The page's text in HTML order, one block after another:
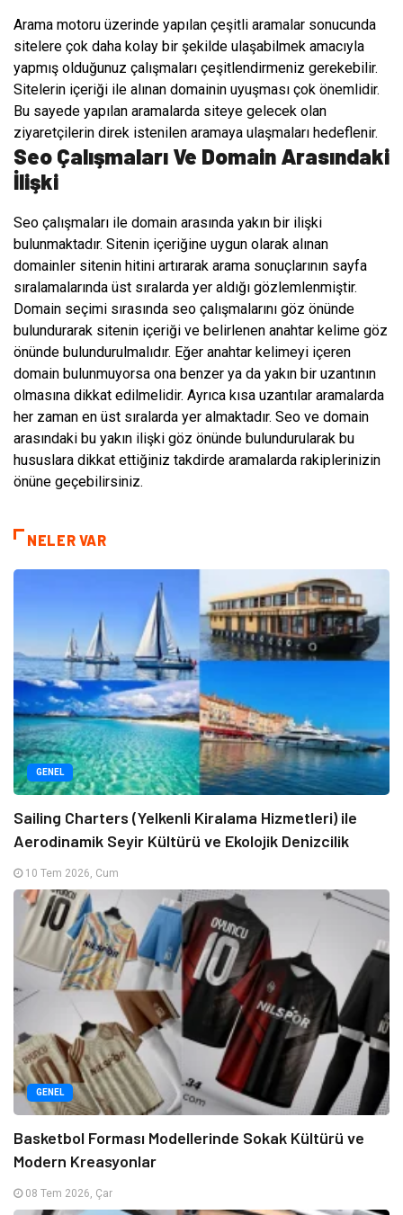
Arama motoru üzerinde yapılan çeşitli aramalar sonucunda
sitelere çok daha kolay bir şekilde ulaşabilmek amacıyla
yapmış olduğunuz çalışmaları çeşitlendirmeniz gerekebilir.
Sitelerin içeriği ile alınan domainin uyuşması çok önemlidir.
Bu sayede yapılan aramalarda siteye gelecek olan
ziyaretçilerin direk istenilen aramaya ulaşmaları hedeflenir.
Seo Çalışmaları Ve Domain Arasındaki
İlişki
Seo çalışmaları ile domain arasında yakın bir ilişki
bulunmaktadır. Sitenin içeriğine uygun olarak alınan
domainler sitenin hitini artırarak arama sonuçlarının sayfa
sıralamalarında üst sıralarda yer aldığı gözlemlenmiştir.
Domain seçimi sırasında seo çalışmalarını göz önünde
bulundurarak sitenin içeriği ve belirlenen anahtar kelime göz
önünde bulundurulmalıdır. Eğer anahtar kelimeyi içeren
domain bulunmuyorsa ona benzer ya da yakın bir uzantının
olmasına dikkat edilmelidir. Ayrıca kısa uzantılar aramalarda
her zaman en üst sıralarda yer almaktadır. Seo ve domain
arasındaki bu yakın ilişki göz önünde bulundurularak bu
hususlara dikkat ettiğiniz takdirde aramalarda rakiplerinizin
önüne geçebilirsiniz.
NELER VAR
GENEL
Sailing Charters (Yelkenli Kiralama Hizmetleri) ile
Aerodinamik Seyir Kültürü ve Ekolojik Denizcilik
10 Tem 2026, Cum
GENEL
Basketbol Forması Modellerinde Sokak Kültürü ve
Modern Kreasyonlar
08 Tem 2026, Çar